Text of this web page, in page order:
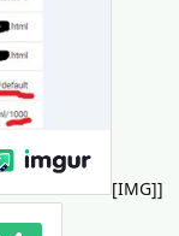
[URL=
[IMG]